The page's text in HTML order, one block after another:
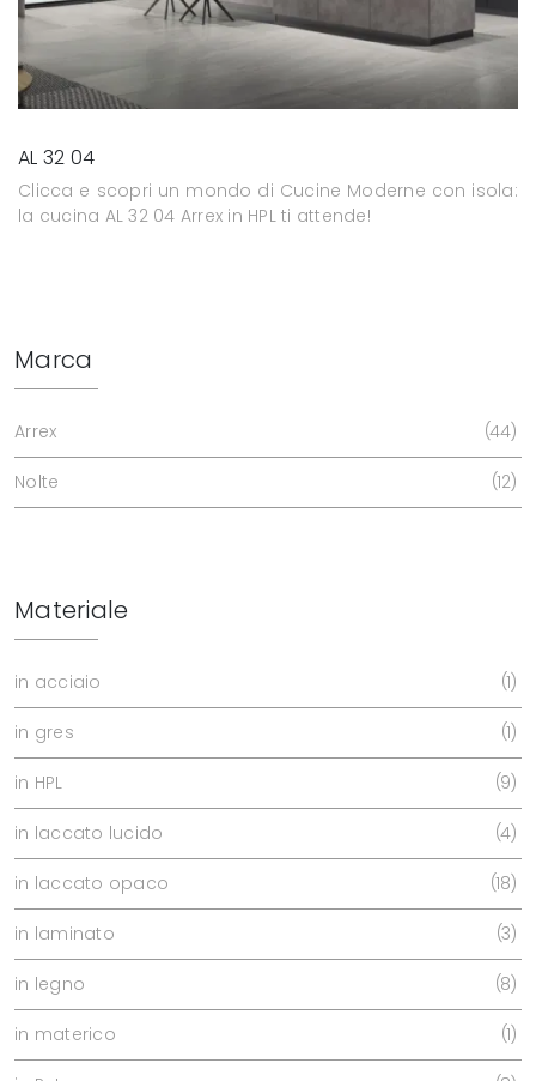
AL 32 04
Clicca e scopri un mondo di Cucine Moderne con isola:
la cucina AL 32 04 Arrex in HPL ti attende!
Marca
Arrex 44
Nolte 12
Materiale
in acciaio 1
in gres 1
in HPL 9
in laccato lucido 4
in laccato opaco 18
in laminato 3
in legno 8
in materico 1